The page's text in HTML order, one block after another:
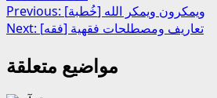
Post
navigation
Previous:
[خُطبة] ويمكرون ويمكر الله
Next:
[فقه] تعاريف ومصطلحات فقهية
مواضيع متعلقة